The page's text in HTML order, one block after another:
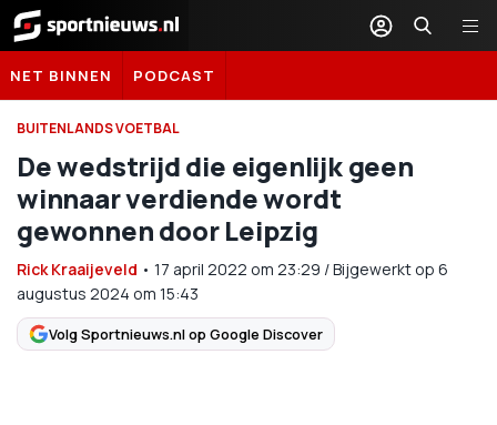
Sportnieuws.nl
NET BINNEN PODCAST
BUITENLANDS VOETBAL
De wedstrijd die eigenlijk geen
winnaar verdiende wordt
gewonnen door Leipzig
Rick Kraaijeveld • 17 april 2022 om 23:29 /Bijgewerkt op 6
augustus 2024 om 15:43
Volg Sportnieuws.nl op Google Discover